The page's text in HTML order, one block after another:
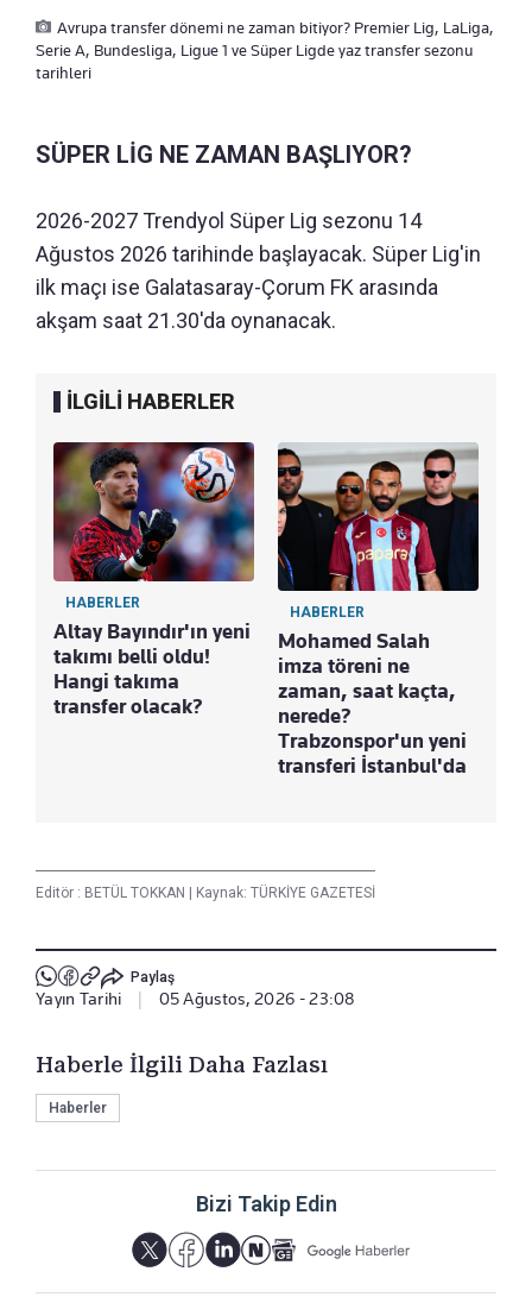
Avrupa transfer dönemi ne zaman bitiyor? Premier Lig, LaLiga,
Serie A, Bundesliga, Ligue 1 ve Süper Ligde yaz transfer sezonu
tarihleri
SÜPER LİG NE ZAMAN BAŞLIYOR?
2026-2027 Trendyol Süper Lig sezonu 14
Ağustos 2026 tarihinde başlayacak. Süper Lig'in
ilk maçı ise Galatasaray-Çorum FK arasında
akşam saat 21.30'da oynanacak.
İLGİLİ HABERLER
HABERLER
Altay Bayındır'ın yeni
takımı belli oldu!
Hangi takıma
transfer olacak?
HABERLER
Mohamed Salah
imza töreni ne
zaman, saat kaçta,
nerede?
Trabzonspor'un yeni
transferi İstanbul'da
Editör : BETÜL TOKKAN | Kaynak: TÜRKİYE GAZETESİ
Paylaş
Yayın Tarihi 05 Ağustos, 2026 - 23:08
Haberle İlgili Daha Fazlası
Haberler
Bizi Takip Edin